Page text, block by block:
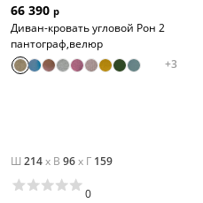
66 390 р
Диван-кровать угловой Рон 2
пантограф,велюр
+3
Ш 214x В 96x Г 159
0